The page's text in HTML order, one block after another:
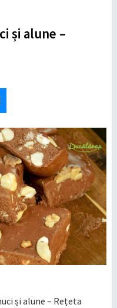
și alune –
și alune – Rețeta